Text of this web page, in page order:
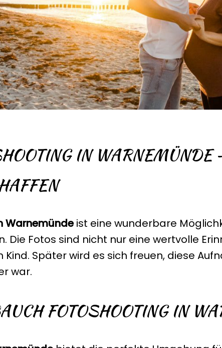
IN WARNEMÜNDE
Warnemündeist eine wunderbare
Die Fotos sind nicht nur eine wertvolle
Später wird es sich freuen, diese
war.
FOTOSHOOTING IN